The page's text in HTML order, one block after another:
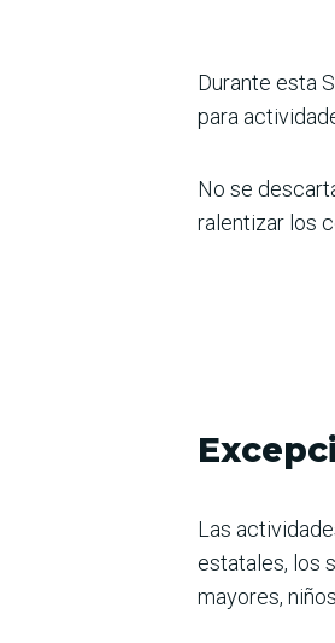
Durante esta
para
No se
ralentizar los
Las
estatales, los
mayores,